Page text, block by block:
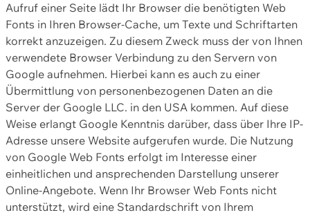
Aufruf einer Seite lädt Ihr Browser die benötigten Web
Fonts in Ihren Browser-Cache, um Texte und Schriftarten
korrekt anzuzeigen. Zu diesem Zweck muss der von Ihnen
verwendete Browser Verbindung zu den Servern von
Google aufnehmen. Hierbei kann es auch zu einer
Übermittlung von personenbezogenen Daten an die
Server der Google LLC. in den USA kommen. Auf diese
Weise erlangt Google Kenntnis darüber, dass über Ihre IP-
Adresse unsere Website aufgerufen wurde. Die Nutzung
von Google Web Fonts erfolgt im Interesse einer
einheitlichen und ansprechenden Darstellung unserer
Online-Angebote. Wenn Ihr Browser Web Fonts nicht
unterstützt, wird eine Standardschrift von Ihrem